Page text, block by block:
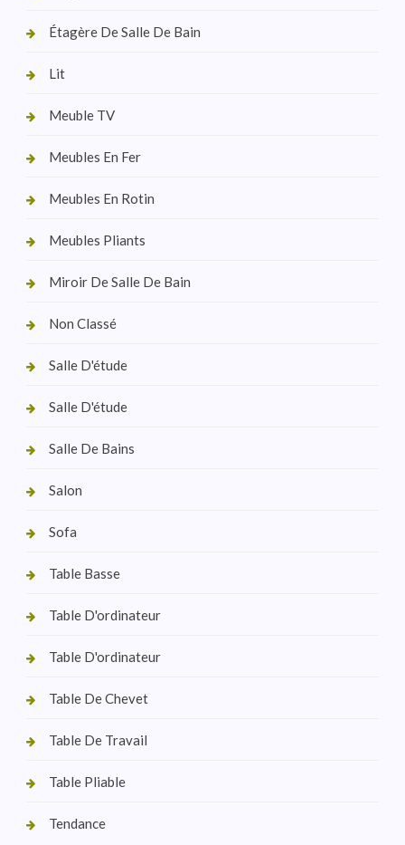
Étagère De Salle De Bain
Lit
Meuble TV
Meubles En Fer
Meubles En Rotin
Meubles Pliants
Miroir De Salle De Bain
Non Classé
Salle D'étude
Salle D'étude
Salle De Bains
Salon
Sofa
Table Basse
Table D'ordinateur
Table D'ordinateur
Table De Chevet
Table De Travail
Table Pliable
Tendance